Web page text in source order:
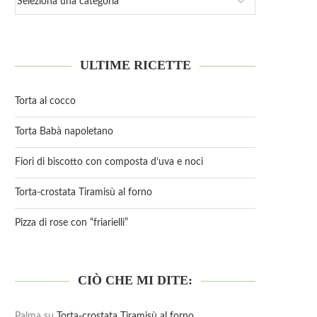
ULTIME RICETTE
Torta al cocco
Torta Babà napoletano
Fiori di biscotto con composta d’uva e noci
Torta-crostata Tiramisù al forno
Pizza di rose con “friarielli”
CIÒ CHE MI DITE: